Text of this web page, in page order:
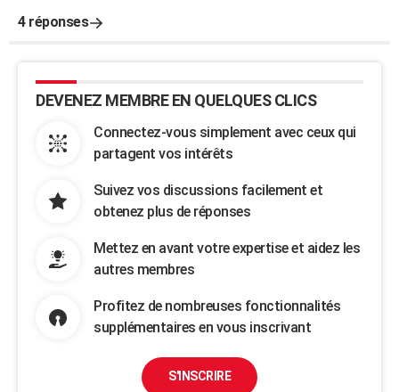
4 réponses
DEVENEZ MEMBRE EN QUELQUES CLICS
Connectez-vous simplement avec ceux qui
partagent vos intérêts
Suivez vos discussions facilement et
obtenez plus de réponses
Mettez en avant votre expertise et aidez les
autres membres
Profitez de nombreuses fonctionnalités
supplémentaires en vous inscrivant
S'INSCRIRE